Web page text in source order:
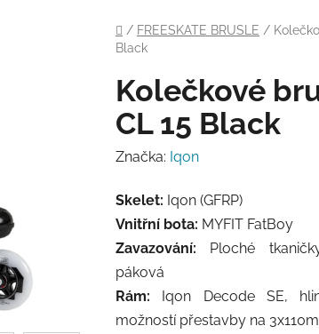
Domů
/ FREESKATE BRUSLE /
Black
Kolečkové
CL 15 Black
Značka: Iqon
Skelet: Iqon (GFRP)
Vnitřní bota: MYFIT FatBoy
Zavazování: Ploché
páková
Rám: Iqon Decode SE,
možností přestavby na